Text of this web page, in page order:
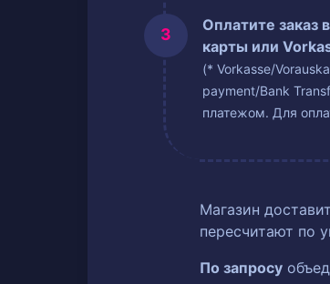
Оплатите заказ
карты или
(* Vorkasse/
payment/Bank
платежом. Для
Магазин
пересчитают по
По запросу